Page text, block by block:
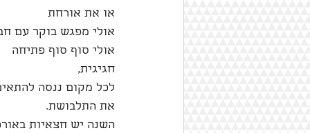
או את אורחת
אולי מפגש בוקר עם
אולי סוף סוף פתיחה
חגיגית,
לכל מקום ננסה
את התלבושת.
השנה יש חצאיות